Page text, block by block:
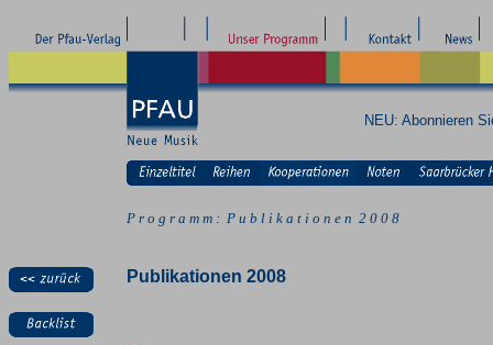
NEU: Abonnieren
P r o g r a m m : P u b l i k a t i o n e n 2 0 0 8
Publikationen 2008